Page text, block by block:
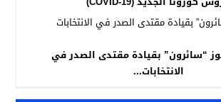
“سائرون” بقيادة مقتدى الصدر في
الانتخابات...